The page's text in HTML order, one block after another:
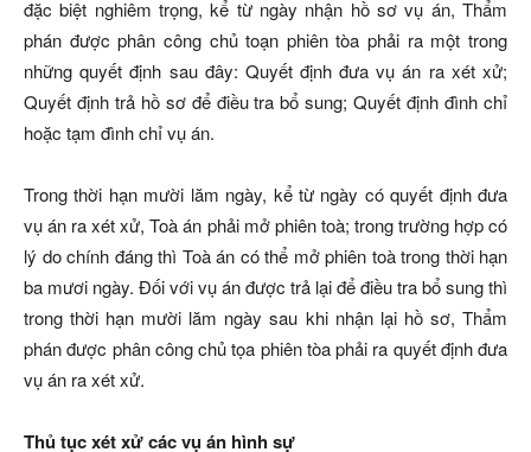
đặc biệt nghiêm trọng, kể từ ngày nhận hồ sơ vụ án, Thẩm
phán được phân công chủ toạn phiên tòa phải ra một trong
những quyết định sau đây: Quyết định đưa vụ án ra xét xử;
Quyết định trả hồ sơ để điều tra bổ sung; Quyết định đình chỉ
hoặc tạm đình chỉ vụ án.
Trong thời hạn mười lăm ngày, kể từ ngày có quyết định đưa
vụ án ra xét xử, Toà án phải mở phiên toà; trong trường hợp có
lý do chính đáng thì Toà án có thể mở phiên toà trong thời hạn
ba mươi ngày. Đối với vụ án được trả lại để điều tra bổ sung thì
trong thời hạn mười lăm ngày sau khi nhận lại hồ sơ, Thẩm
phán được phân công chủ tọa phiên tòa phải ra quyết định đưa
vụ án ra xét xử.
Thủ tục xét xử các vụ án hình sự